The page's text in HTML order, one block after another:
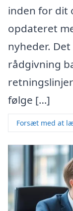
inden for dit
opdateret
nyheder.
rådgivning
følge […]
Forsæt med at